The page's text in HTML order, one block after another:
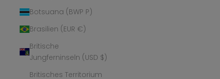
Botsuana (BWP P)
Brasilien (EUR €)
Britische
Jungferninseln (USD $)
Britisches Territorium